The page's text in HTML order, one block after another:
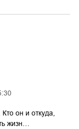
он и откуда,
жизн…